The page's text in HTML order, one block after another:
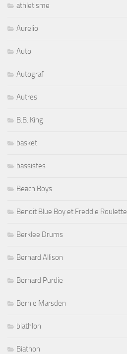
athletisme
Aurelio
Auto
Autograf
Autres
B.B. King
basket
bassistes
Beach Boys
Benoit Blue Boy et Freddie Roulette
Berklee Drums
Bernard Allison
Bernard Purdie
Bernie Marsden
biathlon
Biathon